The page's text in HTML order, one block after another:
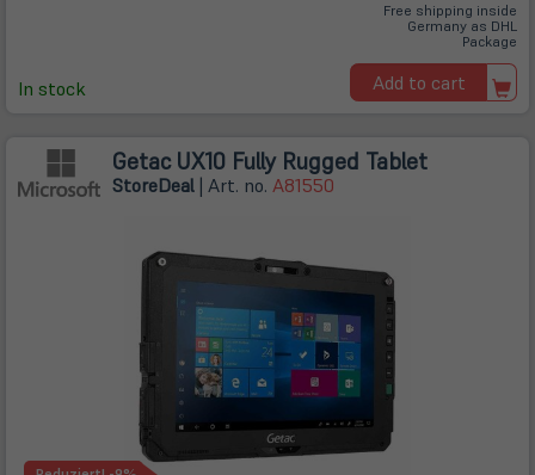
In stock
Free shipping inside
Germany as DHL
Package
Add to cart
Getac UX10 Fully Rugged Tablet
StoreDeal| Art. no. A81550